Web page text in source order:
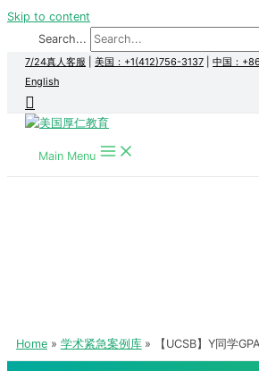
Skip to content
Search...
7/24真人客服 美国：+1(412)756-3137 中国：
English
Main Menu
Home 学术紧急案例库 【UCSB】Y同学